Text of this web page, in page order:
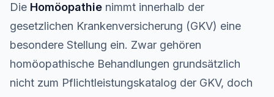
Die Homöopathie nimmt innerhalb der
gesetzlichen Krankenversicherung (GKV) eine
besondere Stellung ein. Zwar gehören
homöopathische Behandlungen grundsätzlich
nicht zum Pflichtleistungskatalog der GKV, doch